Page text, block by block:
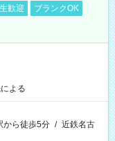
歓迎
ブランクOK
よる
から徒歩5分 / 近鉄名古